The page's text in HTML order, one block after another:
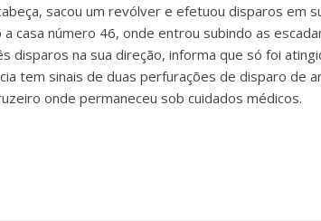
sacou um revólver e efetuou disparos em
casa número 46, onde entrou subindo as
disparos na sua direção, informa que só foi
tem sinais de duas perfurações de disparo de
onde permaneceu sob cuidados médicos.